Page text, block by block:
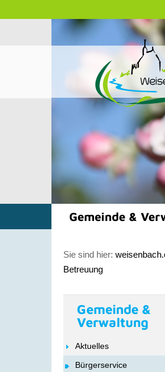
Gemeinde &
Sie sind hier:
Betreuung
Gemeinde &
Verwaltung
Aktuelles
Bürgerservice